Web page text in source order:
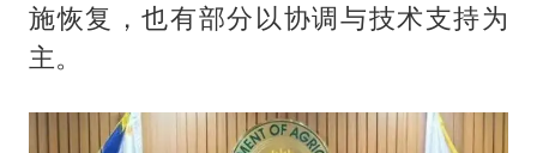
施恢复，也有部分以协调与技术支持为
主。